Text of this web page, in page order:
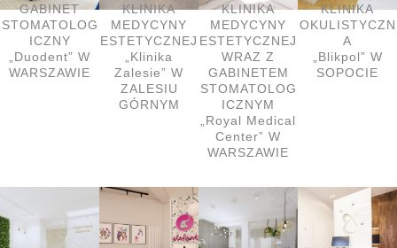
GABINET
STOMATOLOG
ICZNY
„Duodent” W
WARSZAWIE
KLINIKA
MEDYCYNY
ESTETYCZNEJ
„Klinika
Zalesie” W
ZALESIU
GÓRNYM
KLINIKA
MEDYCYNY
ESTETYCZNEJ
WRAZ Z
GABINETEM
STOMATOLOG
ICZNYM
„Royal Medical
Center” W
WARSZAWIE
KLINIKA
OKULISTYCZN
A
„Blikpol” W
SOPOCIE